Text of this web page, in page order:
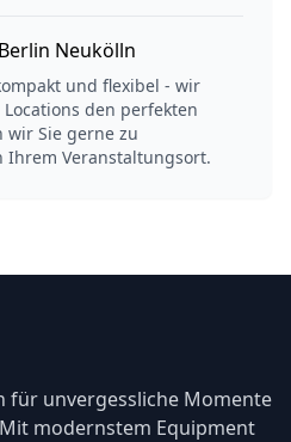
Neukölln
und flexibel - wir
den perfekten
wir Sie gerne zu
Veranstaltungsort.
für unvergessliche Momente
modernstem Equipment